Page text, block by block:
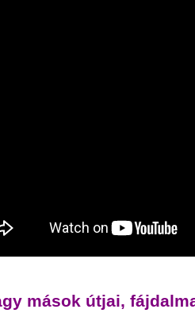
mások útjai,